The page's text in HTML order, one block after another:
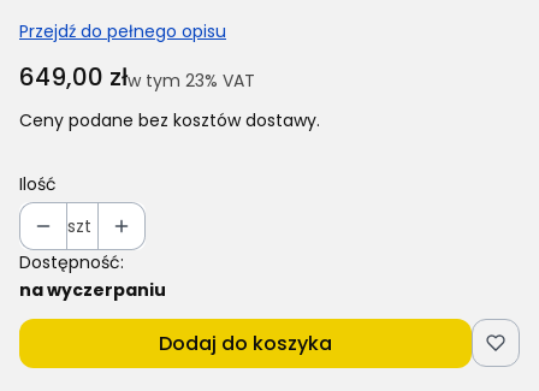
Przejdź do pełnego opisu
Cena
649,00 złw tym 23% VAT
w tym 23% VAT
Ceny podane bez kosztów dostawy.
Ilość
szt
Dostępność:
na wyczerpaniu
Dodaj do koszyka